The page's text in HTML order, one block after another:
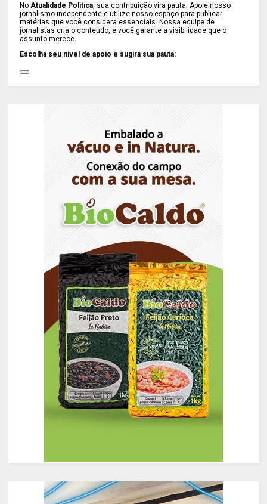
No Atualidade Política , sua contribuição vira pauta. Apoie nosso
jornalismo independente e utilize nosso espaço para publicar
matérias que você considera essenciais. Nossa equipe de
jornalistas cria o conteúdo, e você garante a visibilidade que o
assunto merece.
Escolha seu nível de apoio e sugira sua pauta: